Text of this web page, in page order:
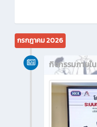
กรกฎาคม 2026
กิจกรรมภายใน